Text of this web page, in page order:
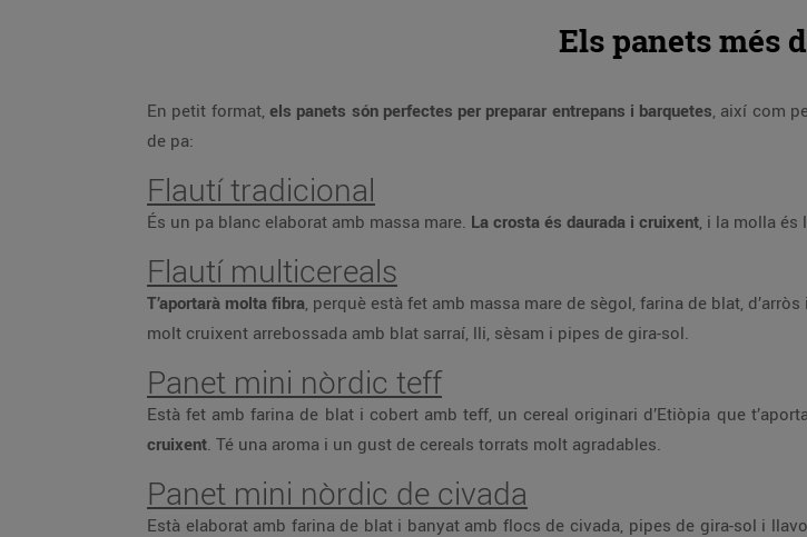
Els panets més
En petit format, els panets són perfectes per preparar entrepans i barquetes, així com
de pa:
Flautí tradicional
És un pa blanc elaborat amb massa mare. La crosta és daurada i cruixent, i la molla és
Flautí multicereals
T’aportarà molta fibra, perquè està fet amb massa mare de sègol, farina de blat,
molt cruixent arrebossada amb blat sarraí, lli, sèsam i pipes de gira-sol.
Panet mini nòrdic teff
Està fet amb farina de blat i cobert amb teff, un cereal originari d’Etiòpia que
cruixent. Té una aroma i un gust de cereals torrats molt agradables.
Panet mini nòrdic de civada
Està elaborat amb farina de blat i banyat amb flocs de civada, pipes de gira-sol i